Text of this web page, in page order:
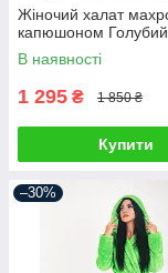
Жіночий халат
капюшоном
В наявності
1 295 ₴ 1 850 ₴
Купити
–30%